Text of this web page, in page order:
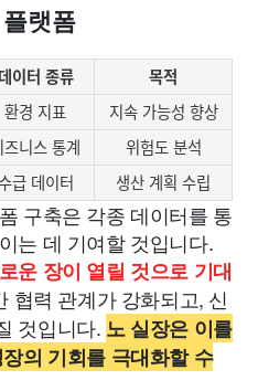
랫폼
데이터 종류
목적
환경 지표
지속 가능성 향상
즈니스 통계
위험도 분석
급 데이터 생산 계획 수립
구축은 각종 데이터를 통
는 데 기여할 것입니다.
운 장이 열릴 것으로 기대
협력 관계가 강화되고, 신
것입니다. 노 실장은 이를
의 기회를 극대화할 수